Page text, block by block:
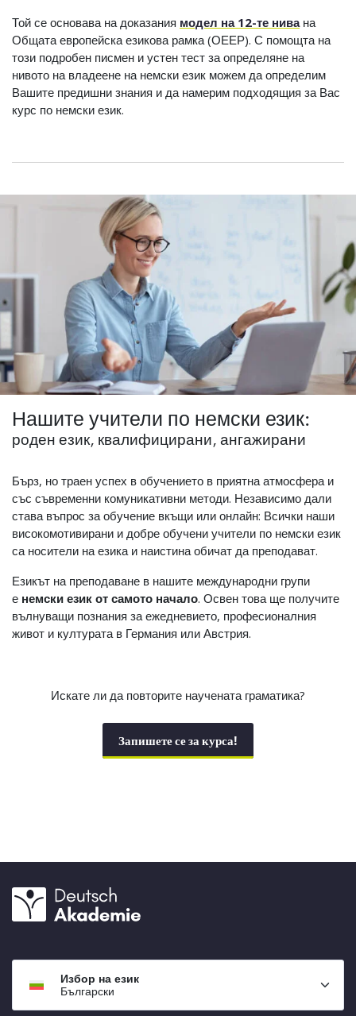
Той се основава на доказания модел на 12-те нивана
Общата европейска езикова рамка (ОЕЕР). С помощта на
този подробен писмен и устен тест за определяне на
нивото на владеене на немски език можем да определим
Вашите предишни знания и да намерим подходящия за Вас
курс по немски език.
Нашите учители по немски език:
роден език, квалифицирани, ангажирани
Бърз, но траен успех в обучението в приятна атмосфера и
със съвременни комуникативни методи. Независимо дали
става въпрос за обучение вкъщи или онлайн: Всички наши
високомотивирани и добре обучени учители по немски език
са носители на езика и наистина обичат да преподават.
Езикът на преподаване в нашите международни групи
е немски език от самото начало. Освен това ще получите
вълнуващи познания за ежедневието, професионалния
живот и културата в Германия или Австрия.
Искате ли да повторите научената граматика?
Запишете се за курса!
Избор на език
Български